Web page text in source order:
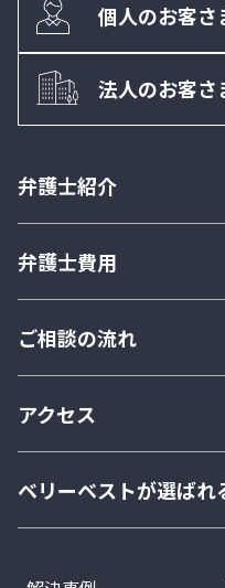
個人のお客さ
法人のお客さ
弁護士紹介
弁護士費用
ご相談の流れ
アクセス
ベリーベストが選ばれ